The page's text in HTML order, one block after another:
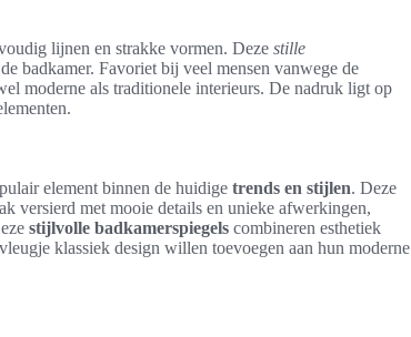
lijnen en strakke vormen. Deze stille
badkamer. Favoriet bij veel mensen vanwege de
moderne als traditionele interieurs. De nadruk ligt op
element binnen de huidige trends en stijlen. Deze
versierd met mooie details en unieke afwerkingen,
stijlvolle badkamerspiegels combineren esthetiek
klassiek design willen toevoegen aan hun moderne